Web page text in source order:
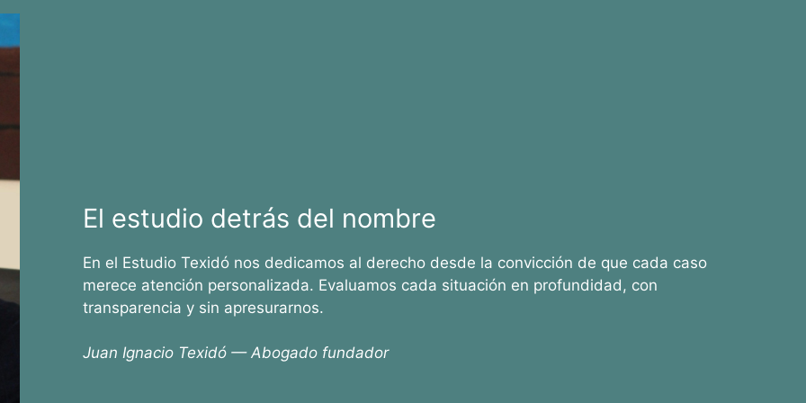
El estudio detrás del nombre
En el Estudio Texidó nos dedicamos al derecho desde la convicción de que cada caso
merece atención personalizada. Evaluamos cada situación en profundidad, con
transparencia y sin apresurarnos.
Juan Ignacio Texidó — Abogado fundador